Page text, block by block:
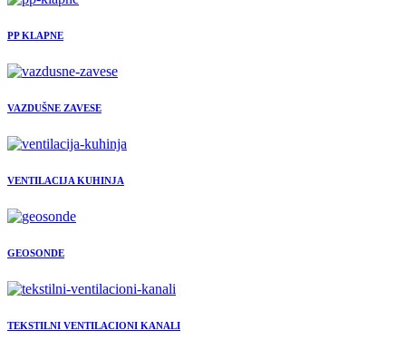
PP KLAPNE
VAZDUŠNE ZAVESE
VENTILACIJA KUHINJA
GEOSONDE
TEKSTILNI VENTILACIONI KANALI